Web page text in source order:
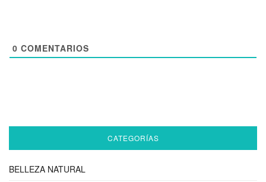
0 COMENTARIOS
CATEGORÍAS
BELLEZA NATURAL